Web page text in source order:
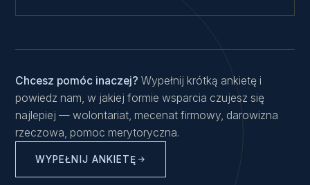
Chcesz pomóc inaczej? Wypełnij krótką ankietę i
powiedz nam, w jakiej formie wsparcia czujesz się
najlepiej — wolontariat, mecenat firmowy, darowizna
rzeczowa, pomoc merytoryczna.
WYPEŁNIJ ANKIETĘ